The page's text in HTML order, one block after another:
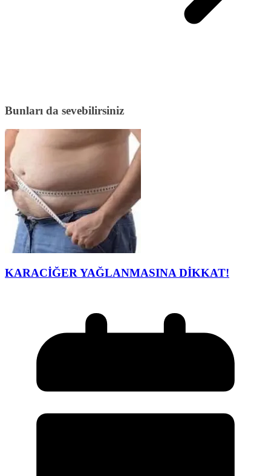
Bunları da sevebilirsiniz
KARACİĞER YAĞLANMASINA DİKKAT!